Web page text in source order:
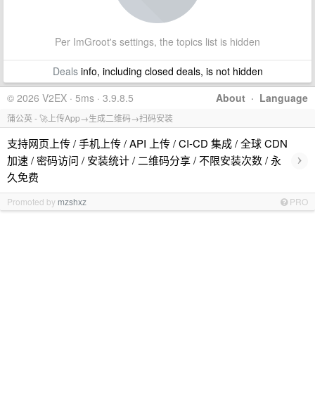
Per ImGroot's settings, the topics list is hidden
Dealsinfo, including closed deals, is not hidden
About · Language
© 2026 V2EX · 5ms · 3.9.8.5
蒲公英 - 🚀上传App→生成二维码→扫码安装
支持网页上传 / 手机上传 / API 上传 / CI-CD 集成 / 全球 CDN
加速 / 密码访问 / 安装统计 / 二维码分享 / 不限安装次数 / 永
久免费
›
Promoted by mzshxz PRO